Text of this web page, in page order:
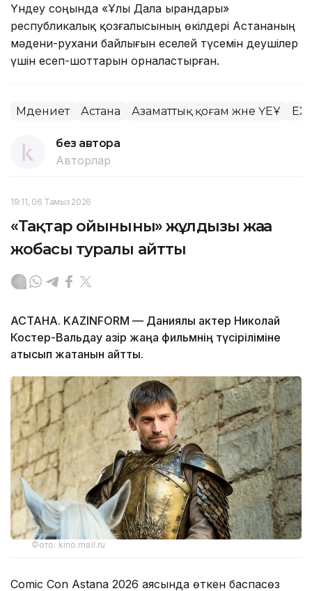
Үндеу соңында «Ұлы Дала Қырандары»
республикалық қозғалысының өкілдері Астананың
мәдени-рухани байлығын еселей түсемін деушілер
үшін есеп-шоттарын орналастырған.
Мәдениет Астана Азаматтық қоғам және ҮЕҰ
без автора
Авторлар
19:11, 06 Тамыз 2026
«Тақтар ойынының» жұлдызы жаңа
жобасы туралы айтты
АСТАНА. KAZINFORM — Даниялық актер Николай
Костер-Вальдау қазір жаңа фильмнің түсіріліміне
қатысып жатқанын айтты.
Фото: kino.mail.ru
Comic Con Astana 2026 аясында өткен баспасөз